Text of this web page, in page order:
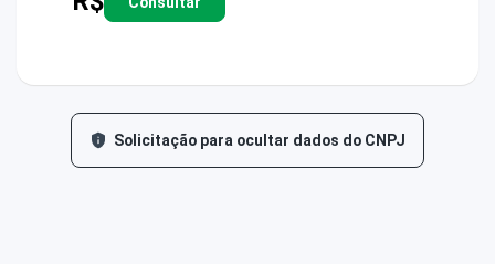
Solicitação para ocultar dados do CNPJ